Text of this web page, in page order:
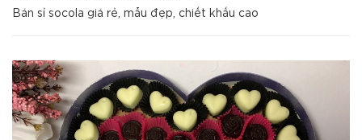
Bán sỉ socola giá rẻ, mẫu đẹp, chiết khấu cao